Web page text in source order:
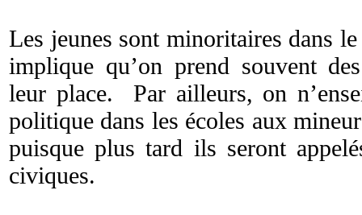
Les jeunes sont minoritaires dans
implique qu’on prend souvent
leur place. Par ailleurs, on
politique dans les écoles aux
puisque plus tard ils seront
civiques.